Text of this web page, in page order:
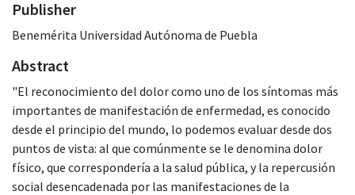
Publisher
Benemérita Universidad Autónoma de Puebla
Abstract
"El reconocimiento del dolor como uno de los síntomas más
importantes de manifestación de enfermedad, es conocido
desde el principio del mundo, lo podemos evaluar desde dos
puntos de vista: al que comúnmente se le denomina dolor
físico, que correspondería a la salud pública, y la repercusión
social desencadenada por las manifestaciones de la